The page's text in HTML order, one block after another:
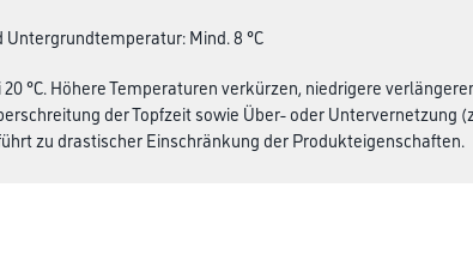
Mind. 8 °C
°C. Höhere Temperaturen verkürzen, niedrigere
der Topfzeit sowie Über- oder Untervernetzung
zu drastischer Einschränkung der Produkteigenschaften.